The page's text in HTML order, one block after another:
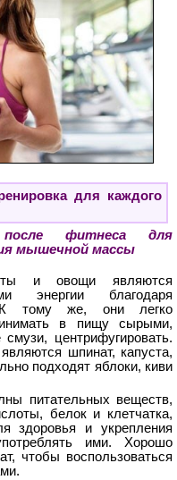
для каждого
фитнеса для
мышечной массы
и овощи являются
энергии благодаря
К тому же, они легко
в пищу сырыми,
центрифугировать.
шпинат, капуста,
подходят яблоки, киви
питательных веществ,
белок и клетчатка,
здоровья и укрепления
ими. Хорошо
чтобы воспользоваться